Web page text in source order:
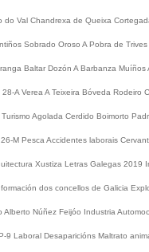
do Val Chandrexa de Queixa
Sobrado Oroso A Pobra de Trives
Baltar Dozón A Barbanza Muíños
28-A Verea A Teixeira Bóveda Rodeiro
Turismo Agolada Cerdido Boimorto
M Pesca Accidentes laborais
Xustiza Letras Galegas 2019
dos concellos de Galicia
Alberto Núñez Feijóo Industria
9 Laboral Desaparicións Maltrato